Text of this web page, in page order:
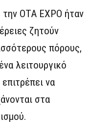
OTA EXPO ήταν
ζητούν
πόρους,
λειτουργικό
να
στα